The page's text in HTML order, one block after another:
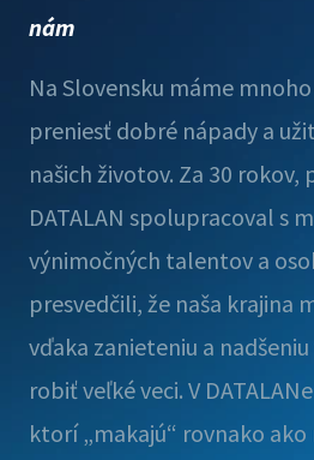
nám
Na Slovensku máme
preniesť dobré nápady a
našich životov. Za 30 rokov,
DATALAN spolupracoval s
výnimočných talentov a
presvedčili, že naša krajina
vďaka zanieteniu a
robiť veľké veci. V
ktorí „makajú“ rovnako